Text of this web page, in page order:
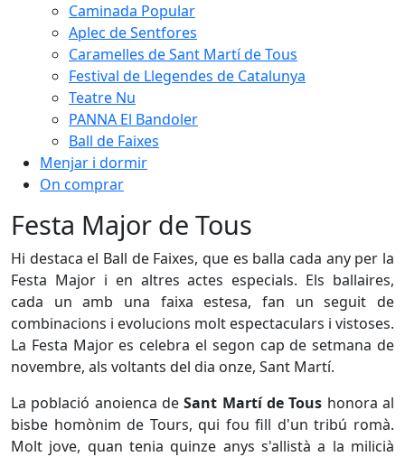
Caminada Popular
Aplec de Sentfores
Caramelles de Sant Martí de Tous
Festival de Llegendes de Catalunya
Teatre Nu
PANNA El Bandoler
Ball de Faixes
Menjar i dormir
On comprar
Festa Major de Tous
Hi destaca el Ball de Faixes, que es balla cada any per la
Festa Major i en altres actes especials. Els ballaires,
cada un amb una faixa estesa, fan un seguit de
combinacions i evolucions molt espectaculars i vistoses.
La Festa Major es celebra el segon cap de setmana de
novembre, als voltants del dia onze, Sant Martí.
La població anoienca deSant Martí de Tous honora al
bisbe homònim de Tours, qui fou fill d'un tribú romà.
Molt jove, quan tenia quinze anys s'allistà a la milicià